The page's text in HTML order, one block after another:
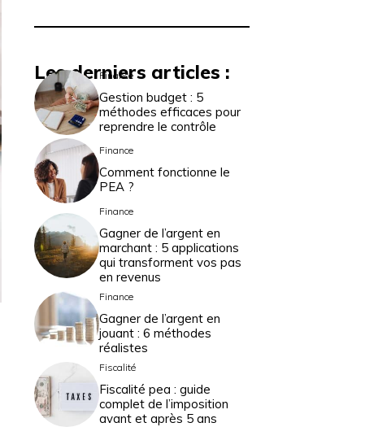
Les derniers articles :
Finance
Gestion budget : 5
méthodes efficaces pour
reprendre le contrôle
Finance
Comment fonctionne le
PEA ?
Finance
Gagner de l’argent en
marchant : 5 applications
qui transforment vos pas
en revenus
Finance
Gagner de l’argent en
jouant : 6 méthodes
réalistes
Fiscalité
Fiscalité pea : guide
complet de l’imposition
avant et après 5 ans